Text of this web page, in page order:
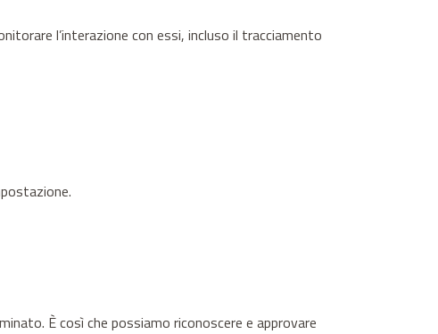
l’interazione con essi, incluso il tracciamento
È così che possiamo riconoscere e approvare